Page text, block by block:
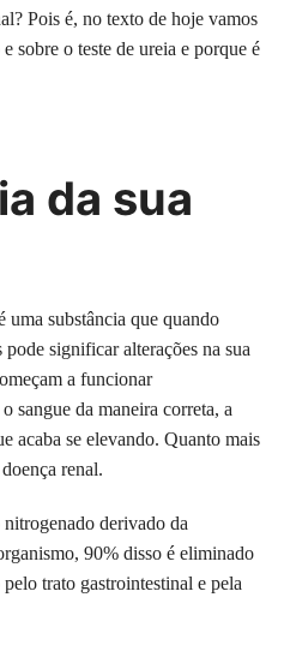
Pois é, no texto de hoje vamos
sobre o teste de ureia e porque é
da sua
uma substância que quando
significar alterações na sua
a funcionar
sangue da maneira correta, a
acaba se elevando. Quanto mais
renal.
derivado da
90% disso é eliminado
trato gastrointestinal e pela